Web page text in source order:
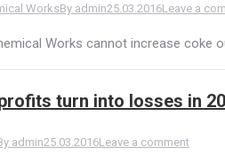
WorksBy admin25.03.2016Leave a
Works cannot increase coke
turn into losses in
admin25.03.2016Leave a comment